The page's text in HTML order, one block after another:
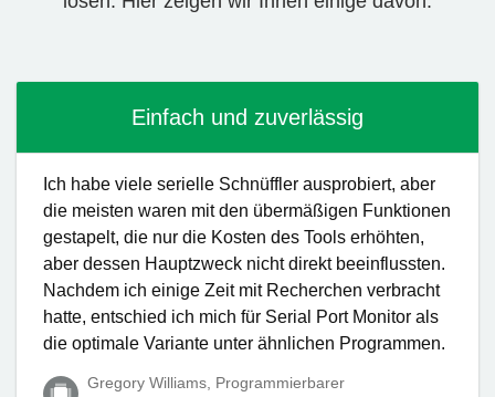
Einfach und zuverlässig
Ich habe viele serielle Schnüffler ausprobiert, aber
die meisten waren mit den übermäßigen Funktionen
gestapelt, die nur die Kosten des Tools erhöhten,
aber dessen Hauptzweck nicht direkt beeinflussten.
Nachdem ich einige Zeit mit Recherchen verbracht
hatte, entschied ich mich für Serial Port Monitor als
die optimale Variante unter ähnlichen Programmen.
Gregory Williams, Programmierbarer